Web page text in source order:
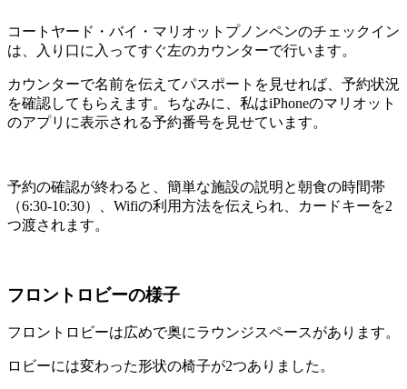
コートヤード・バイ・マリオットプノンペンのチェックイン
は、入り口に入ってすぐ左のカウンターで行います。
カウンターで名前を伝えてパスポートを見せれば、予約状況
を確認してもらえます。ちなみに、私はiPhoneのマリオット
のアプリに表示される予約番号を見せています。
予約の確認が終わると、簡単な施設の説明と朝食の時間帯
（6:30-10:30）、Wifiの利用方法を伝えられ、カードキーを2
つ渡されます。
フロントロビーの様子
フロントロビーは広めで奥にラウンジスペースがあります。
ロビーには変わった形状の椅子が2つありました。